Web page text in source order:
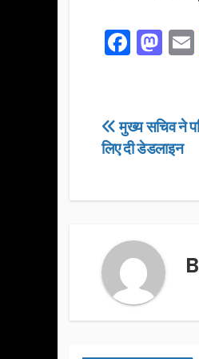
F
e
b
o
M
o
d
n
Post
मुख्य सचिव ने
लिए दी डेडलाइन